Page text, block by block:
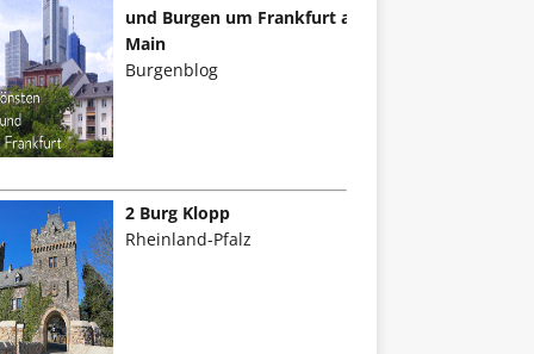
und Burgen um Frankfurt am
Main
Burgenblog
2 Burg Klopp
Rheinland-Pfalz